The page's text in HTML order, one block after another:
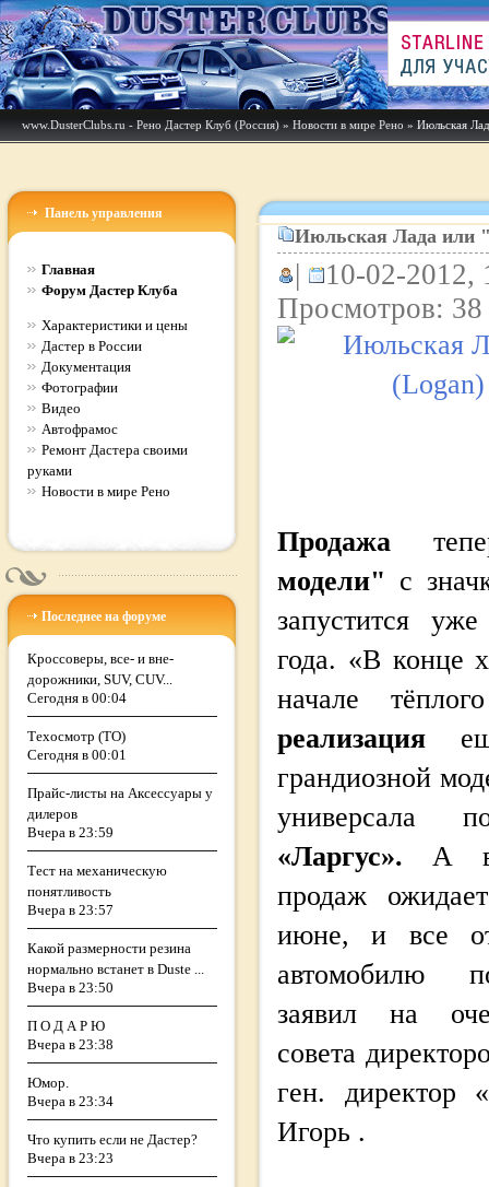
www.DusterClubs.ru - Рено Дастер Клуб (Россия) » Новости в мире Рено » Июльская
Панель управления
Главная
Форум Дастер Клуба
Характеристики и цены
Дастер в России
Документация
Фотографии
Видео
Автофрамос
Ремонт Дастера своими
руками
Новости в мире Рено
Последнее на форуме
Кроссоверы, все- и вне-
дорожники, SUV, CUV...
Сегодня в 00:04
Техосмотр (ТО)
Сегодня в 00:01
Прайс-листы на Аксессуары у
дилеров
Вчера в 23:59
Тест на механическую
понятливость
Вчера в 23:57
Какой размерности резина
нормально встанет в Duste ...
Вчера в 23:50
П О Д А Р Ю
Вчера в 23:38
Юмор.
Вчера в 23:34
Что купить если не Дастер?
Вчера в 23:23
Июльская Лада или
|
10-02-2012,
Просмотров: 38
Продажа
модели" с
запустится
года. «В конце
начале
реализация
грандиозной
универсала
«Ларгус». А
продаж
июне, и все
автомобилю
заявил на
совета
ген. директор
Игорь .